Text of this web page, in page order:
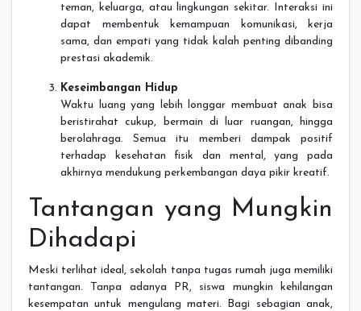
teman, keluarga, atau lingkungan sekitar. Interaksi ini
dapat membentuk kemampuan komunikasi, kerja
sama, dan empati yang tidak kalah penting dibanding
prestasi akademik.
Keseimbangan Hidup
Waktu luang yang lebih longgar membuat anak bisa
beristirahat cukup, bermain di luar ruangan, hingga
berolahraga. Semua itu memberi dampak positif
terhadap kesehatan fisik dan mental, yang pada
akhirnya mendukung perkembangan daya pikir kreatif.
Tantangan yang Mungkin
Dihadapi
Meski terlihat ideal, sekolah tanpa tugas rumah juga memiliki
tantangan. Tanpa adanya PR, siswa mungkin kehilangan
kesempatan untuk mengulang materi. Bagi sebagian anak,